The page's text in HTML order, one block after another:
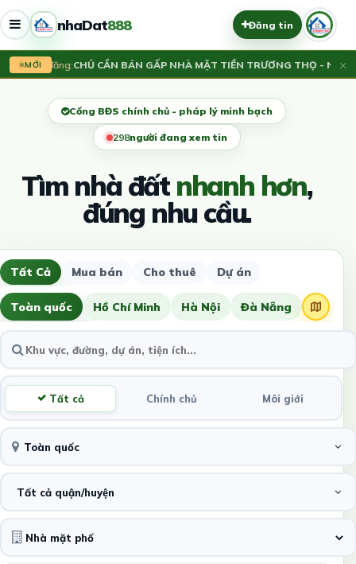
nhaDat888 Đăng tin
MỚI
Vừa đăng:CHỦ CẦN BÁN GẤP NHÀ MẶT TIỀN TRƯƠNG THỌ - NGANG
×
Cổng BĐS chính chủ - pháp lý minh bạch
295người đang xem tin
Tìm nhà đấtnhanh hơn,
đúng nhu cầu.
Tất Cả Mua bán Cho thuê Dự án
Toàn quốc Hồ Chí Minh Hà Nội Đà Nẵng
Tất cả Chính chủ Môi giới
Toàn quốc
Tất cả quận/huyện